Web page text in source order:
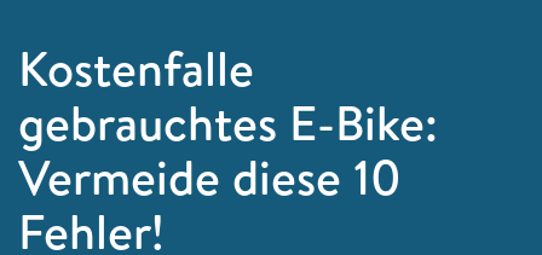
Kostenfalle
gebrauchtes E-Bike:
Vermeide diese 10
Fehler!